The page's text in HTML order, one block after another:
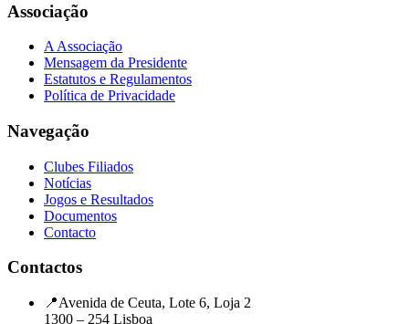
Associação
A Associação
Mensagem da Presidente
Estatutos e Regulamentos
Política de Privacidade
Navegação
Clubes Filiados
Notícias
Jogos e Resultados
Documentos
Contacto
Contactos
📍Avenida de Ceuta, Lote 6, Loja 2
1300 – 254 Lisboa